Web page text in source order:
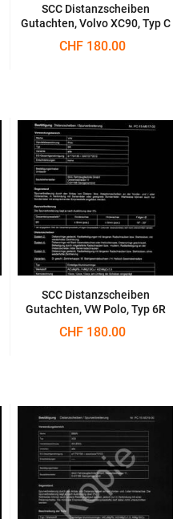
SCC Distanzscheiben
Gutachten, Volvo XC90, Typ C
CHF 180.00
SCC Distanzscheiben
Gutachten, VW Polo, Typ 6R
CHF 180.00